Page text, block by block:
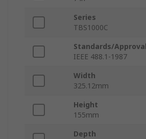
Series
TBS1000C
Standards/
IEEE 488.1-1987
Width
325.12mm
Height
155mm
Depth